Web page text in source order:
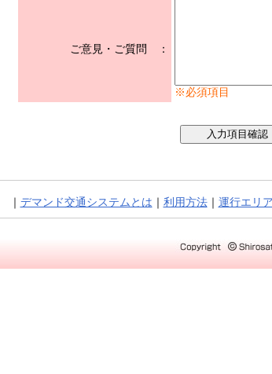
ご意見・ご質問 ：
※必須項目
｜ デマンド交通システムとは ｜ 利用方法｜ 運行エリア